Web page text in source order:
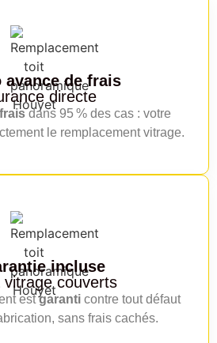
avance de frais
directe
dans 95 % des cas : votre
le remplacement vitrage.
incluse
vitrage couverts
estgaranti contre tout défaut
sans frais cachés.